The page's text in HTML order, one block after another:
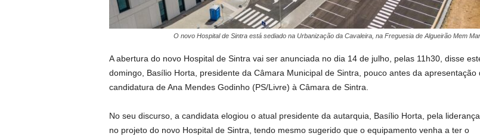
O novo Hospital de Sintra está sediado na Urbanização da Cavaleira, na Freguesia de Algueirão Mem
A abertura do novo Hospital de Sintra vai ser anunciada no dia 14 de julho, pelas 11h30, disse
domingo, Basílio Horta, presidente da Câmara Municipal de Sintra, pouco antes da apresentação
candidatura de Ana Mendes Godinho (PS/Livre) à Câmara de Sintra.
No seu discurso, a candidata elogiou o atual presidente da autarquia, Basílio Horta, pela liderança
no projeto do novo Hospital de Sintra, tendo mesmo sugerido que o equipamento venha a ter o